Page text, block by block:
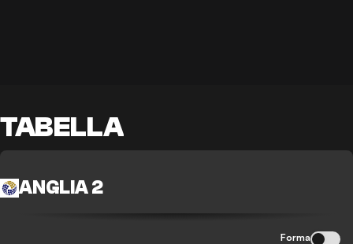
TABELLA
ANGLIA 2
Forma